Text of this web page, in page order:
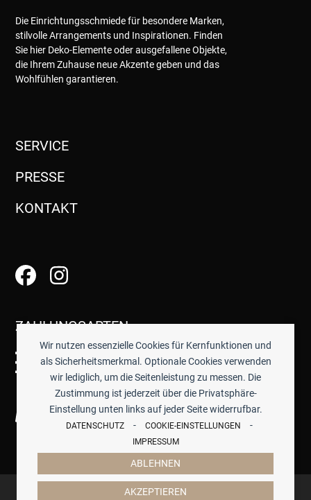
Wir nutzen essenzielle Cookies für Kernfunktionen und
als Sicherheitsmerkmal. Optionale Cookies verwenden
wir lediglich, um die Seitenleistung zu messen. Die
Zustimmung ist jederzeit über die Privatsphäre-
Einstellung unten links auf jeder Seite widerrufbar.
DATENSCHUTZ - COOKIE-EINSTELLUNGEN -
IMPRESSUM
AKZEPTIEREN
ABLEHNEN
Die Einrichtungsschmiede für besondere Marken,
stilvolle Arrangements und Inspirationen. Finden
Sie hier Deko-Elemente oder ausgefallene Objekte,
die Ihrem Zuhause neue Akzente geben und das
Wohlfühlen garantieren.
SERVICE
PRESSE
KONTAKT
ZAHLUNGSARTEN
© 2026 -TISCHWERK- ALLE PREISE INKL. GESETZTL.
MWST.